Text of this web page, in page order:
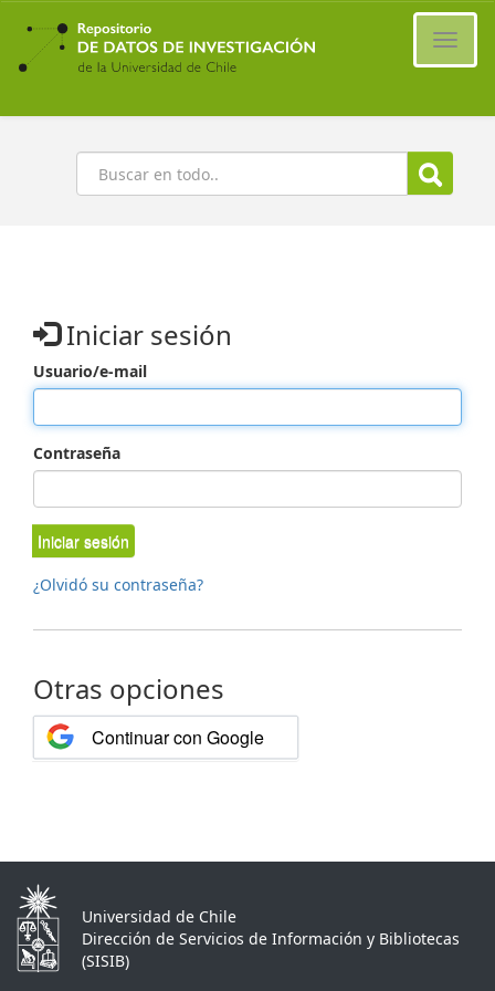
Ir
contenido
principal
Buscar
Iniciar sesión
Usuario/e-mail
Contraseña
Iniciar sesión
¿Olvidó su contraseña?
Otras opciones
Continuar con Google
Universidad de Chile
Dirección de Servicios de Información y Bibliotecas
(SISIB)